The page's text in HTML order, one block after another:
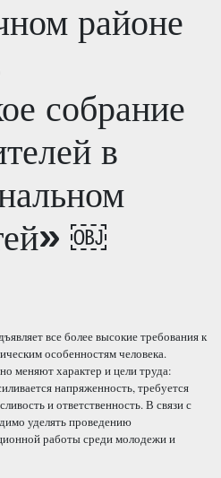
районе
собрание
в
￼
все более высокие требования к
особенностям человека.
меняют характер и цели труда:
напряженность, требуется
и ответственность. В связи с
уделять проведению
работы среди молодежи и